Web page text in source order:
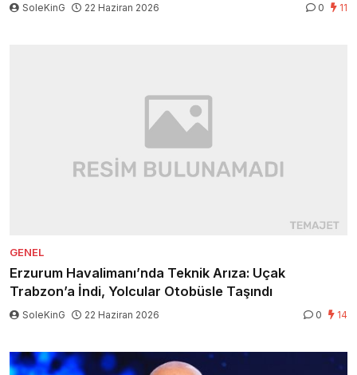
SoleKinG 22 Haziran 2026 0 11
GENEL
Erzurum Havalimanı’nda Teknik Arıza: Uçak
Trabzon’a İndi, Yolcular Otobüsle Taşındı
SoleKinG 22 Haziran 2026 0 14